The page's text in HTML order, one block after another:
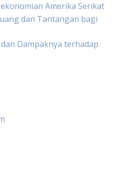
Amerika Serikat
dan Tantangan bagi
Dampaknya terhadap